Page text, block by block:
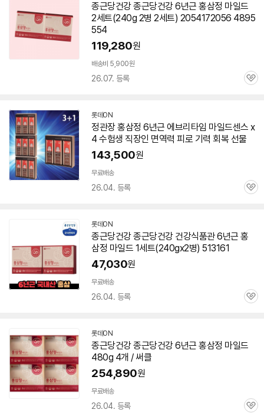
종근당건강 종근당건강6년근 홍삼정 마일드
2세트(240g 2병 2세트) 2054172056 4895
554
119,280원
배송비 5,900원
26.07. 등록
관
롯데ON
정관장홍삼정 6년근 에브리타임 마일드센스 x
4 수험생 직장인 면역력 피로 기력 회복 선물
143,500원
무료배송
26.04. 등록
관
롯데ON
종근당건강 종근당건강 건강식품관6년근 홍
삼정 마일드 1세트(240gx2병) 513161
47,030원
무료배송
26.04. 등록
관
롯데ON
종근당건강 종근당건강6년근 홍삼정 마일드
480g 4개 / 써클
254,890원
무료배송
26.04. 등록
관
세부정보 열기/접기